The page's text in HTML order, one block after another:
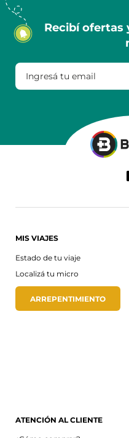
Recibí ofertas
MIS VIAJES
Estado de tu viaje
Localizá tu micro
ARREPENTIMIENTO
ATENCIÓN AL CLIENTE